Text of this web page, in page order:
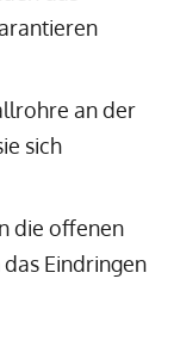
an der
sich
die offenen
Eindringen